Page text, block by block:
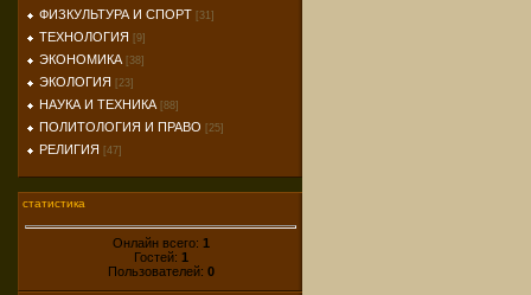
ФИЗКУЛЬТУРА И СПОРТ [31]
ТЕХНОЛОГИЯ [9]
ЭКОНОМИКА [38]
ЭКОЛОГИЯ [23]
НАУКА И ТЕХНИКА [88]
ПОЛИТОЛОГИЯ И ПРАВО [25]
РЕЛИГИЯ [47]
статистика
Онлайн всего: 1
Гостей: 1
Пользователей: 0